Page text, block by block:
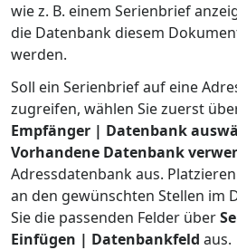
wie z. B. einem Serienbrief
die Datenbank diesem
werden.
Soll ein Serienbrief auf eine
zugreifen, wählen Sie zuerst
Empfänger | Datenbank
Vorhandene Datenbank
Adressdatenbank aus.
an den gewünschten Stellen im
Sie die passenden Felder über
Einfügen | Datenbankfeld aus.